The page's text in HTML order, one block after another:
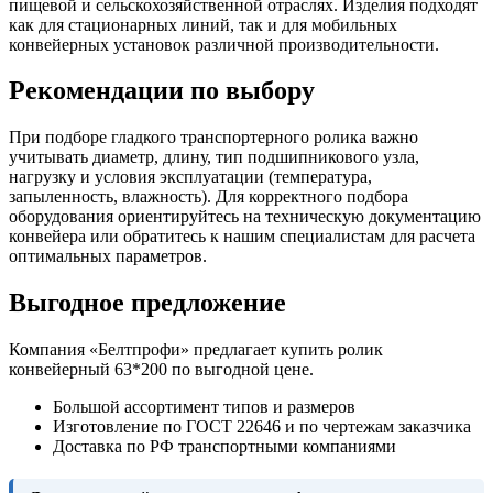
пищевой и сельскохозяйственной отраслях. Изделия подходят
как для стационарных линий, так и для мобильных
конвейерных установок различной производительности.
Рекомендации по выбору
При подборе гладкого транспортерного ролика важно
учитывать диаметр, длину, тип подшипникового узла,
нагрузку и условия эксплуатации (температура,
запыленность, влажность). Для корректного подбора
оборудования ориентируйтесь на техническую документацию
конвейера или обратитесь к нашим специалистам для расчета
оптимальных параметров.
Выгодное предложение
Компания «Белтпрофи» предлагает купить ролик
конвейерный 63*200 по выгодной цене.
Большой ассортимент типов и размеров
Изготовление по ГОСТ 22646 и по чертежам заказчика
Доставка по РФ транспортными компаниями